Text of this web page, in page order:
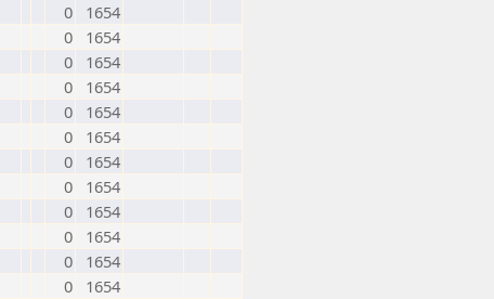
0
1654
0
1654
0
1654
0
1654
0
1654
0
1654
0
1654
0
1654
0
1654
0
1654
0
1654
0 1654